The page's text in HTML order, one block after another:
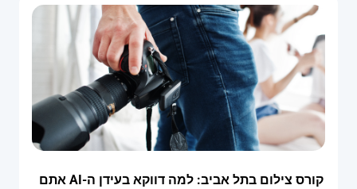
קורס צילום בתל אביב: למה דווקא בעידן ה-AI אתם